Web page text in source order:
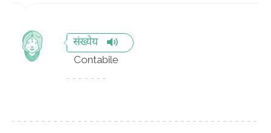
संख्येय
Contabile